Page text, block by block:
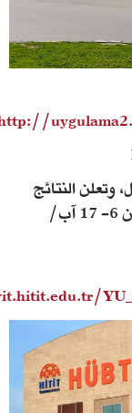
6 تموز المقبل، وتعلن النتائج
في 10 من نفس الشهر، وتثبيت التسجيل من 6- 17 آب/